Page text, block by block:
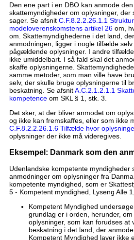
Den ene part i en DBO kan anmode
skattemyndigheder om oplysninger, der
sager. Se afsnit C.F.8.2.2.26.1.1
modeloverenskomstens artikel 26om,
om. Skattemyndighederne i det land,
anmodningen, ligger i nogle tilfælde
pågældende oplysninger. I andre
ikke umiddelbart. I så fald skal det
skaffe oplysningerne.
samme metoder, som man ville have
selv, der skulle bruge oplysningerne til
beskatning. Se afsnitA.C.2.1.2.1.1
kompetenceom SKL § 1, stk. 3.
Det sker, at der bliver anmodet om
og ikke kan fremskaffes, eller som ikke
C.F.8.2.2.26.1.6 Tilfælde hvor
oplysninger der ikke må videregives.
Eksempel: Danmark som den
Udenlandske kompetente myndigheder
anmodninger om oplysninger fra
kompetente myndighed, som er
5 - Kompetent myndighed, Lyseng Alle
Kompetent Myndighed
grundlag er i orden, herunder,
oplysninger, som kan forudses
beskatning i det land, der
Kompetent Myndighed laver ikke